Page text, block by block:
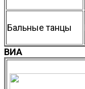
Бальные танцы
ВИА